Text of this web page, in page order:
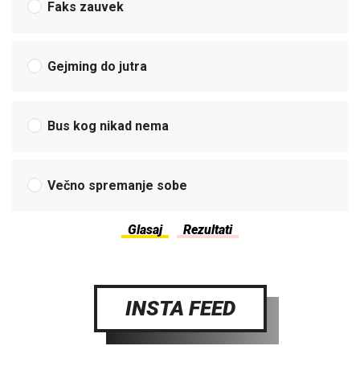
Faks zauvek
Gejming do jutra
Bus kog nikad nema
Večno spremanje sobe
INSTA FEED